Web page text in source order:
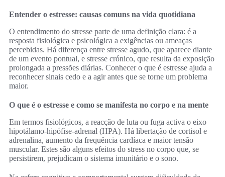
Entender o estresse: causas comuns na vida quotidiana
O entendimento do stresse parte de uma definição clara: é a
resposta fisiológica e psicológica a exigências ou ameaças
percebidas. Há diferença entre stresse agudo, que aparece diante
de um evento pontual, e stresse crónico, que resulta da exposição
prolongada a pressões diárias. Conhecer o que é estresse ajuda a
reconhecer sinais cedo e a agir antes que se torne um problema
maior.
O que é o estresse e como se manifesta no corpo e na mente
Em termos fisiológicos, a reacção de luta ou fuga activa o eixo
hipotálamo‑hipófise‑adrenal (HPA). Há libertação de cortisol e
adrenalina, aumento da frequência cardíaca e maior tensão
muscular. Estes são alguns efeitos do stress no corpo que, se
persistirem, prejudicam o sistema imunitário e o sono.